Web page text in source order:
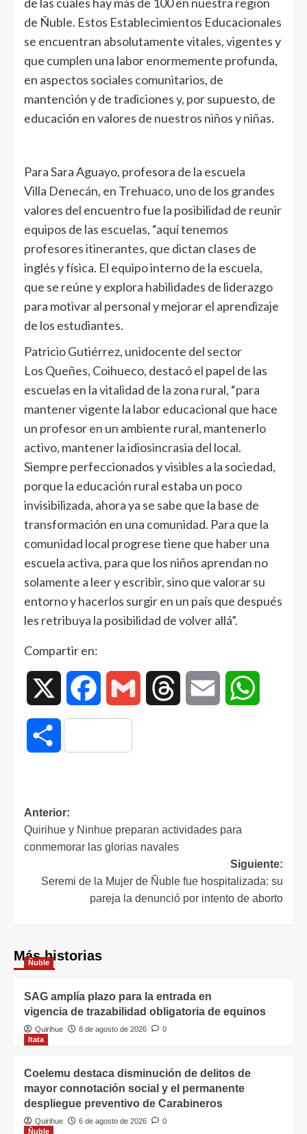
de Ñuble. Estos Establecimientos Educacionales
se encuentran absolutamente vitales, vigentes y
que cumplen una labor enormemente profunda,
en aspectos sociales comunitarios, de
mantención y de tradiciones y, por supuesto, de
educación en valores de nuestros niños y niñas.
Para Sara Aguayo, profesora de la escuela
Villa Denecán, en Trehuaco, uno de los grandes
valores del encuentro fue la posibilidad de reunir
equipos de las escuelas, “aquí tenemos
profesores itinerantes, que dictan clases de
inglés y física. El equipo interno de la escuela,
que se reúne y explora habilidades de liderazgo
para motivar al personal y mejorar el aprendizaje
de los estudiantes.
Patricio Gutiérrez, unidocente del sector
Los Queñes, Coihueco, destacó el papel de las
escuelas en la vitalidad de la zona rural, “para
mantener vigente la labor educacional que hace
un profesor en un ambiente rural, mantenerlo
activo, mantener la idiosincrasia del local.
Siempre perfeccionados y visibles a la sociedad,
porque la educación rural estaba un poco
invisibilizada, ahora ya se sabe que la base de
transformación en una comunidad. Para que la
comunidad local progrese tiene que haber una
escuela activa, para que los niños aprendan no
solamente a leer y escribir, sino que valorar su
entorno y hacerlos surgir en un país que después
les retribuya la posibilidad de volver allá”.
Compartir en:
Facebook Gmail Threads Email
Compartir
Anterior:
Quirihue y Ninhue preparan actividades para
conmemorar las glorias navales
Siguiente:
Seremi de la Mujer de Ñuble fue hospitalizada: su
pareja la denunció por intento de aborto
Más historias
Ñuble
SAG amplía plazo para la entrada en
vigencia de trazabilidad obligatoria de equinos
Quirihue 8 de agosto de 2026
0
Itata
Coelemu destaca disminución de delitos de
mayor connotación social y el permanente
despliegue preventivo de Carabineros
Quirihue 6 de agosto de 2026
0
Ñuble